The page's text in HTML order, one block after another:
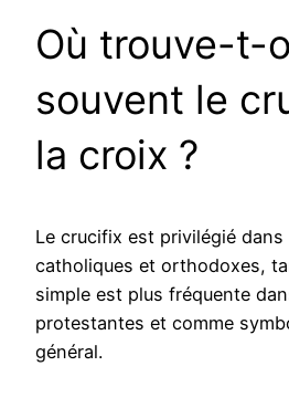
Où trouve-t-
souvent le
la croix ?
Le crucifix est privilégié dans
catholiques et orthodoxes,
simple est plus fréquente
protestantes et comme
général.